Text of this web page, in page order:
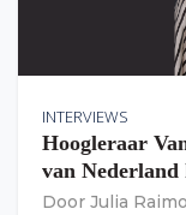
INTERVIEWS
Hoogleraar
van Nederland
Door Julia